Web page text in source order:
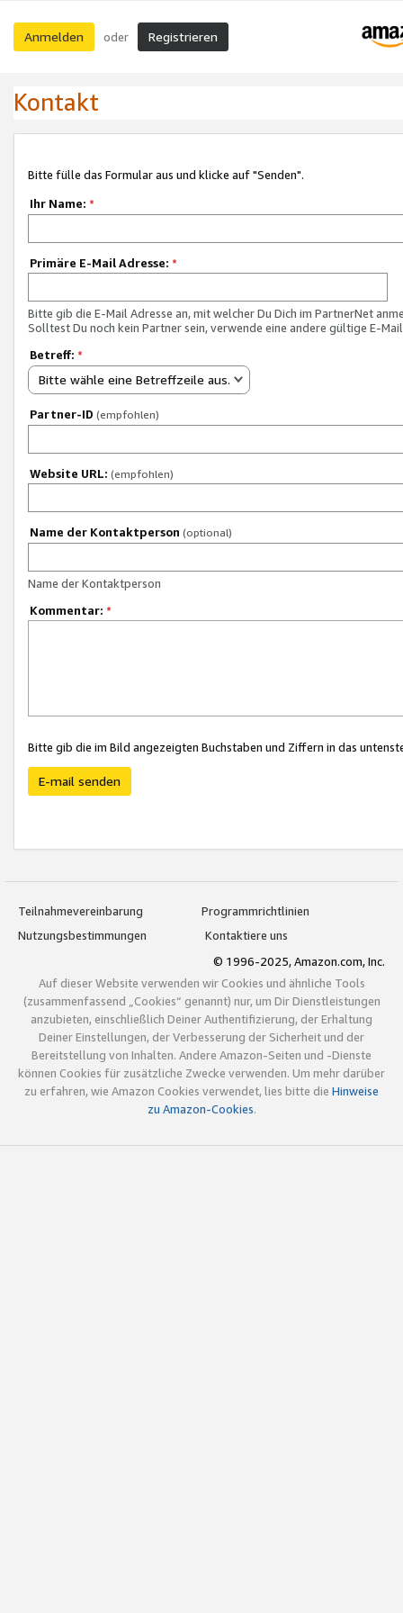
Anmelden oder Registrieren
Kontakt
Bitte fülle das Formular aus und klicke auf "Senden".
Ihr Name: *
Primäre E-Mail Adresse: *
Bitte gib die E-Mail Adresse an, mit welcher Du Dich im PartnerNet
Solltest Du noch kein Partner sein, verwende eine andere gültige E-
Betreff: *
Bitte wähle eine Betreffzeile aus.
Partner-ID (empfohlen)
Website URL: (empfohlen)
Name der Kontaktperson (optional)
Name der Kontaktperson
Kommentar: *
Bitte gib die im Bild angezeigten Buchstaben und Ziffern in das
E-mail senden
Teilnahmevereinbarung
Programmrichtlinien
Nutzungsbestimmungen
Kontaktiere uns
© 1996-2025, Amazon.com, Inc.
Auf dieser Website verwenden wir Cookies und ähnliche Tools
(zusammenfassend „Cookies“ genannt) nur, um Dir Dienstleistungen
anzubieten, einschließlich Deiner Authentifizierung, der Erhaltung
Deiner Einstellungen, der Verbesserung der Sicherheit und der
Bereitstellung von Inhalten. Andere Amazon-Seiten und -Dienste
können Cookies für zusätzliche Zwecke verwenden. Um mehr darüber
zu erfahren, wie Amazon Cookies verwendet, lies bitte die Hinweise
zu Amazon-Cookies.